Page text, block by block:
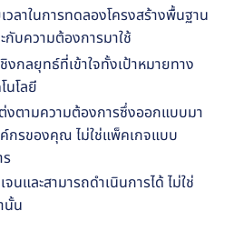
วลาในการทดลองโครงสร้างพื้นฐาน
กับความต้องการมาใช้
งกลยุทธ์ที่เข้าใจทั้งเป้าหมายทาง
นโลยี
งตามความต้องการซึ่งออกแบบมา
กรของคุณ ไม่ใช่แพ็คเกจแบบ
นและสามารถดำเนินการได้ ไม่ใช่
นั้น